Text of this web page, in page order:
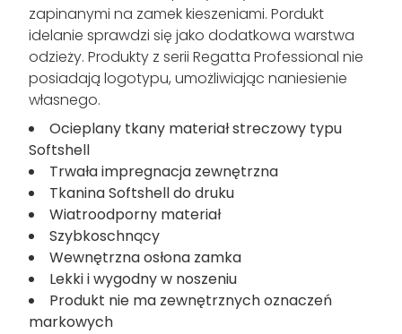
zapinanymi na zamek kieszeniami. Pordukt
idelanie sprawdzi się jako dodatkowa warstwa
odzieży. Produkty z serii Regatta Professional nie
posiadają logotypu, umożliwiając naniesienie
własnego.
Ocieplany tkany materiał streczowy typu
Softshell
Trwała impregnacja zewnętrzna
Tkanina Softshell do druku
Wiatroodporny materiał
Szybkoschnący
Wewnętrzna osłona zamka
Lekki i wygodny w noszeniu
Produkt nie ma zewnętrznych oznaczeń
markowych